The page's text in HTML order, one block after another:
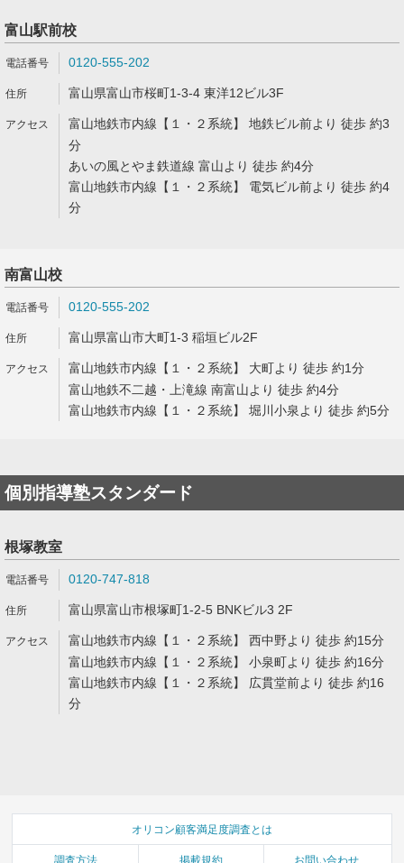
富山駅前校
0120-555-202
富山県富山市桜町1-3-4 東洋12ビル3F
富山地鉄市内線【１・２系統】 地鉄ビル前より 徒歩 約3
分
あいの風とやま鉄道線 富山より 徒歩 約4分
富山地鉄市内線【１・２系統】 電気ビル前より 徒歩 約4
分
南富山校
0120-555-202
富山県富山市大町1-3 稲垣ビル2F
富山地鉄市内線【１・２系統】 大町より 徒歩 約1分
富山地鉄不二越・上滝線 南富山より 徒歩 約4分
富山地鉄市内線【１・２系統】 堀川小泉より 徒歩 約5分
個別指導塾スタンダード
根塚教室
0120-747-818
富山県富山市根塚町1-2-5 BNKビル3 2F
富山地鉄市内線【１・２系統】 西中野より 徒歩 約15分
富山地鉄市内線【１・２系統】 小泉町より 徒歩 約16分
富山地鉄市内線【１・２系統】 広貫堂前より 徒歩 約16
分
オリコン顧客満足度調査とは
調査方法 掲載規約 お問い合わせ